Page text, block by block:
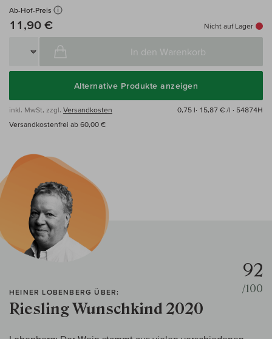
Ab-Hof-Preis
11,90 € Nicht auf Lager
In den Warenkorb
Alternative Produkte anzeigen
inkl. MwSt, zzgl. Versandkosten 0,75 l· 15,87 € /l · 54874H
Versandkostenfrei ab 60,00 €
HEINER LOBENBERG ÜBER:
Riesling Wunschkind 2020
92
/100